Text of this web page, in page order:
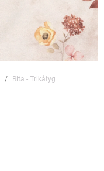
Rita - Trikåtyg